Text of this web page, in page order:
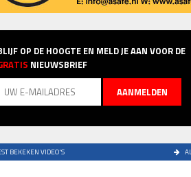
OP DE HOOGTE EN MELD JE AAN VOOR DE
NIEUWSBRIEF
BEKEKEN VIDEO'S